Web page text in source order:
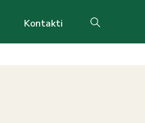
Kontakti Search